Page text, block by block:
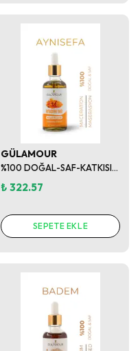
GÜLAMOUR
%100 DOĞAL-SAF-KATKISIZ AYNISEFA YAĞI 50ML
₺ 322.57
SEPETE EKLE